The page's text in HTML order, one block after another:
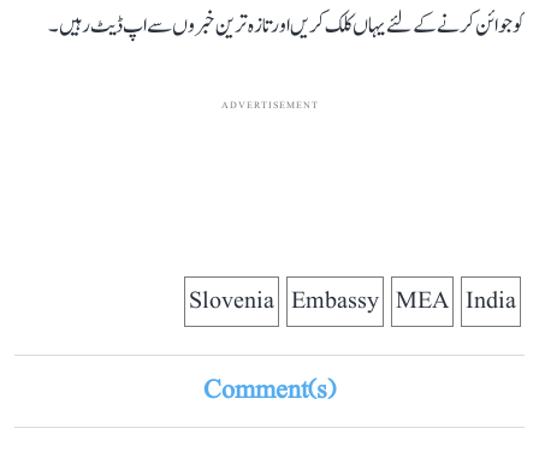
کو جوائن کرنے کے لئے یہاں کلک کریں اور تازہ ترین خبروں سے اپ ڈیٹ رہیں۔
ADVERTISEMENT
India
MEA
Embassy
Slovenia
Comment(s)